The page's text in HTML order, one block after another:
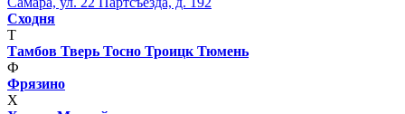
Сходня
Т
Тамбов Тверь Тосно Троицк Тюмень
Ф
Фрязино
Х